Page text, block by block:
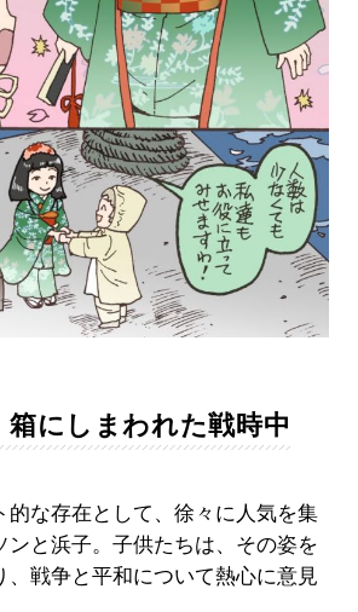
箱にしまわれた戦時中
的な存在として、徐々に人気を集
ンと浜子。子供たちは、その姿を
、戦争と平和について熱心に意見